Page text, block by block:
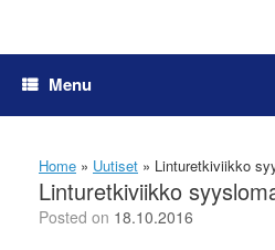
Menu
Home » Uutiset » Linturetkiviikko
Linturetkiviikko
Posted on 18.10.2016